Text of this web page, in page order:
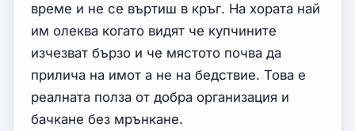
време и не се въртиш в кръг. На хората най
им олеква когато видят че купчините
изчезват бързо и че мястото почва да
прилича на имот а не на бедствие. Това е
реалната полза от добра организация и
бачкане без мрънкане.